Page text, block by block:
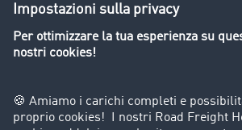
Panoramica della borsa di carichi
Divieti di circolazione per mezzi pesanti
Azienda